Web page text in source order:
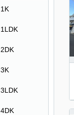
1K
1LDK
2DK
3K
3LDK
4DK